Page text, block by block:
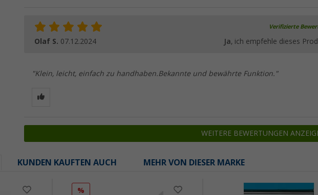
Verifizierte
Olaf S. 07.12.2024 Ja, ich empfehle dieses
"Klein, leicht, einfach zu handhaben.Bekannte und bewährte Funktion."
WEITERE BEWERTUNGEN
KUNDEN KAUFTEN AUCH MEHR VON DIESER MARKE
%